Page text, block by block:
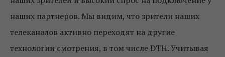
наших партнеров. Мы видим, что зрители наших
телеканалов активно переходят на другие
технологии смотрения, в том числе DTH. Учитывая